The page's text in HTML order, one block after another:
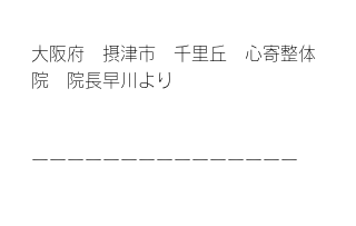
大阪府　摂津市　千里丘　心寄整体
院　院長早川より
ーーーーーーーーーーーーーーー